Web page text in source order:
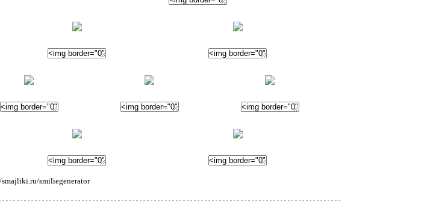
smajliki.ru/smiliegenerator